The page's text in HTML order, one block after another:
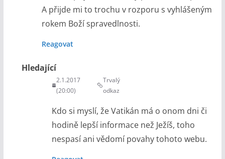
A přijde mi to trochu v rozporu s vyhlášeným
rokem Boží spravedlnosti.
Reagovat
Hledající
2.1.2017
(20:00)
Trvalý
odkaz
Kdo si myslí, že Vatikán má o onom dni či
hodině lepší informace než Ježíš, toho
nespasí ani vědomí povahy tohoto webu.